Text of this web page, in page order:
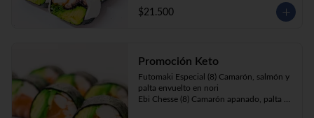
Sake Ebi (8) Camarón, salmón, queso
crema y cebollín envuelto en palta.
$21.500
Promoción Keto
Futomaki Especial (8) Camarón, salmón y
palta envuelto en nori
Ebi Chesse (8) Camarón apanado, palta y